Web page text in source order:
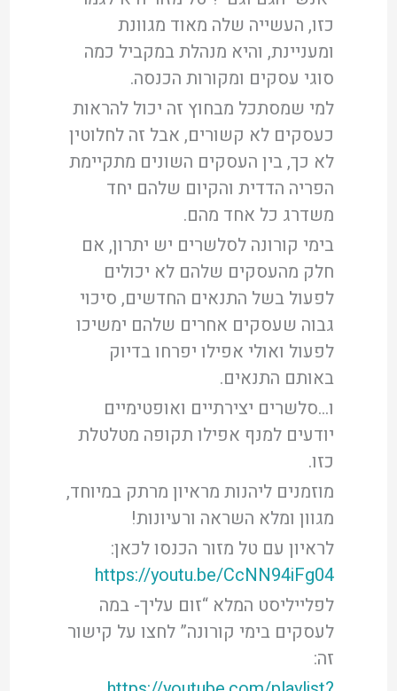
כזו, העשייה שלה מאוד מגוונת
ומעניינת, והיא מנהלת במקביל כמה
סוגי עסקים ומקורות הכנסה.
למי שמסתכל מבחוץ זה יכול להראות
כעסקים לא קשורים, אבל זה לחלוטין
לא כך, בין העסקים השונים מתקיימת
הפריה הדדית והקיום שלהם יחד
משדרג כל אחד מהם.
בימי קורונה לסלשרים יש יתרון, אם
חלק מהעסקים שלהם לא יכולים
לפעול בשל התנאים החדשים, סיכוי
גבוה שעסקים אחרים שלהם ימשיכו
לפעול ואולי אפילו יפרחו בדיוק
באותם התנאים.
ו…סלשרים יצירתיים ואופטימיים
יודעים למנף אפילו תקופה מטלטלת
כזו.
מוזמנים ליהנות מראיון מרתק במיוחד,
מגוון ומלא השראה ורעיונות!
לראיון עם טל מזור הכנסו לכאן:
https://youtu.be/CcNN94iFg04
לפלייליסט המלא “זום עליך- במה
לעסקים בימי קורונה” לחצו על קישור
זה: